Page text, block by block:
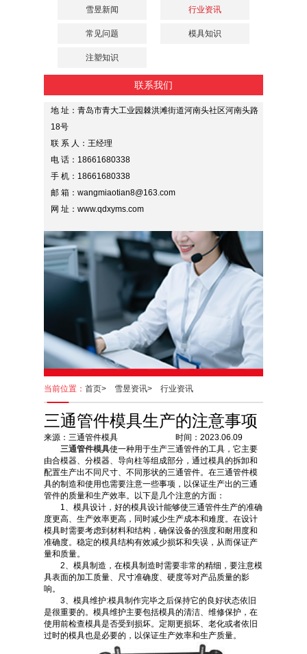
雪昱新闻 行业资讯
常见问题 模具知识
注塑知识
联系我们
地 址：青岛市青大工业园棘洪滩街道河南头社区河南头路
18号
联 系 人：王经理
电 话：18661680338
手 机：18661680338
邮 箱：wangmiaotian8@163.com
网 址：www.qdxyms.com
当前位置： 首页> 雪昱资讯> 行业资讯
三通管件模具生产的注意事项
来源：三通管件模具 时间：2023.06.09
三通管件模具使一种用于生产三通管件的工具，它主要
由合模器、分模器、导向柱等组成部分，通过模具的拆卸和
配置生产出不同尺寸、不同形状的三通管件。在三通管件模
具的制造和使用也需要注意一些事项，以保证生产出的三通
管件的质量和生产效率。以下是几个注意的方面：
1、模具设计，好的模具设计能够使三通管件生产的准确
度更高、生产效率更高，同时减少生产成本和难度。在设计
模具时需要考虑到材料和结构，确保设备的强度和耐用度和
准确度。稳定的模具结构有效减少损坏和失误，从而保证产
量和质量。
2、模具制造，在模具制造时需要非常的精细，要注意模
具表面的加工质量、尺寸准确度、硬度等对产品质量的影
响。
3、模具维护:模具制作完毕之后保持它的良好状态依旧
是很重要的。模具维护主要包括模具的清洁、维修保护，在
使用前检查模具是否受到损坏。定期更损坏、老化或者依旧
过时的模具也是必要的，以保证生产效率和生产质量。